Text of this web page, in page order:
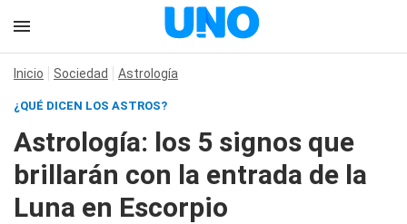
Inicio Sociedad Astrología
¿QUÉ DICEN LOS ASTROS?
Astrología: los 5 signos que
brillarán con la entrada de la
Luna en Escorpio